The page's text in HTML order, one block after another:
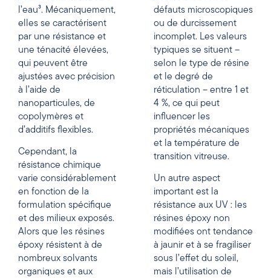
l’eau³. Mécaniquement,
elles se caractérisent
par une résistance et
une ténacité élevées,
qui peuvent être
ajustées avec précision
à l’aide de
nanoparticules, de
copolymères et
d’additifs flexibles.
Cependant, la
résistance chimique
varie considérablement
en fonction de la
formulation spécifique
et des milieux exposés.
Alors que les résines
époxy résistent à de
nombreux solvants
organiques et aux
défauts microscopiques
ou de durcissement
incomplet. Les valeurs
typiques se situent –
selon le type de résine
et le degré de
réticulation – entre 1 et
4 %, ce qui peut
influencer les
propriétés mécaniques
et la température de
transition vitreuse.
Un autre aspect
important est la
résistance aux UV : les
résines époxy non
modifiées ont tendance
à jaunir et à se fragiliser
sous l’effet du soleil,
mais l’utilisation de